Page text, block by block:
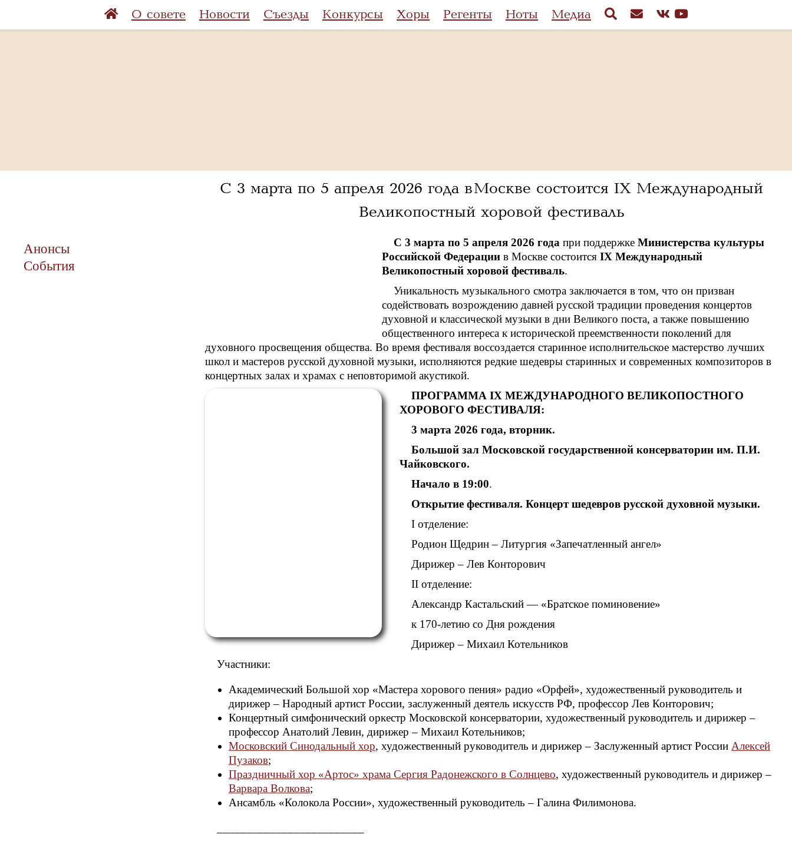
О совете Новости Съезды Конкурсы Хоры Регенты Ноты Медиа
С 3 марта по 5 апреля 2026 года в Москве состоится IX Международный
Великопостный хоровой фестиваль
Анонсы
События
С 3 марта по 5 апреля 2026 года при поддержке Министерства культуры
Российской Федерации в Москве состоится IX Международный
Великопостный хоровой фестиваль.
Уникальность музыкального смотра заключается в том, что он призван
содействовать возрождению давней русской традиции проведения концертов
духовной и классической музыки в дни Великого поста, а также повышению
общественного интереса к исторической преемственности поколений для
духовного просвещения общества. Во время фестиваля воссоздается старинное исполнительское мастерство лучших
школ и мастеров русской духовной музыки, исполняются редкие шедевры старинных и современных композиторов в
концертных залах и храмах с неповторимой акустикой.
ПРОГРАММА IX МЕЖДУНАРОДНОГО ВЕЛИКОПОСТНОГО
ХОРОВОГО ФЕСТИВАЛЯ:
3 марта 2026 года, вторник.
Большой зал Московской государственной консерватории им. П.И.
Чайковского.
Начало в 19:00.
Открытие фестиваля. Концерт шедевров русской духовной музыки.
I отделение:
Родион Щедрин – Литургия «Запечатленный ангел»
Дирижер – Лев Конторович
II отделение:
Александр Кастальский — «Братское поминовение»
к 170-летию со Дня рождения
Дирижер – Михаил Котельников
Участники:
Академический Большой хор «Мастера хорового пения» радио «Орфей», художественный руководитель и
дирижер – Народный артист России, заслуженный деятель искусств РФ, профессор Лев Конторович;
Концертный симфонический оркестр Московской консерватории, художественный руководитель и дирижер –
профессор Анатолий Левин, дирижер – Михаил Котельников;
Московский Синодальный хор, художественный руководитель и дирижер – Заслуженный артист России Алексей
Пузаков;
Праздничный хор «Артос» храма Сергия Радонежского в Солнцево, художественный руководитель и дирижер –
Варвара Волкова;
Ансамбль «Колокола России», художественный руководитель – Галина Филимонова.